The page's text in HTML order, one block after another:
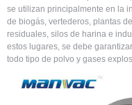
se utilizan principalmente en la
de biogás, vertederos, plantas
residuales, silos de harina e
estos lugares, se debe
todo tipo de polvo y gases